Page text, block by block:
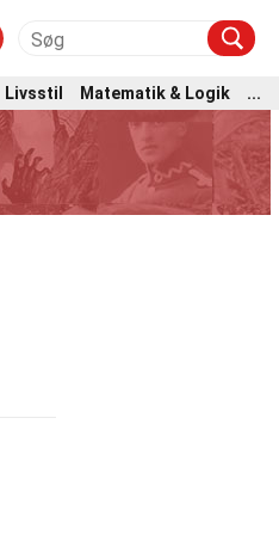
Livsstil Matematik & Logik ...